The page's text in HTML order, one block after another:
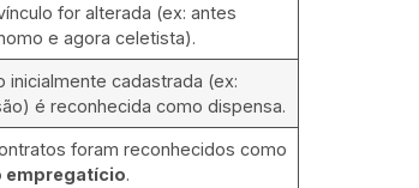
for alterada (ex: antes
e agora celetista).
inicialmente cadastrada (ex:
é reconhecida como dispensa.
foram reconhecidos como
empregatício.